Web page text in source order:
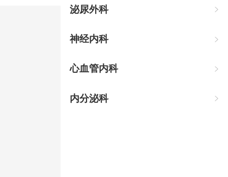
泌尿外科 
神经内科 
心血管内科 
内分泌科 